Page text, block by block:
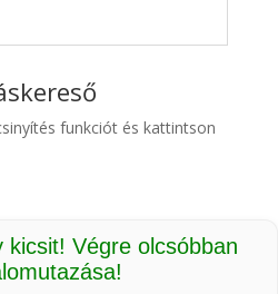
funkciót és kattintson
kicsit! Végre olcsóbban